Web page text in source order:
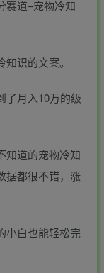
赛道–宠物冷知
识的文案。
了月入10万的级
知道的宠物冷知
据都很不错，涨
小白也能轻松完